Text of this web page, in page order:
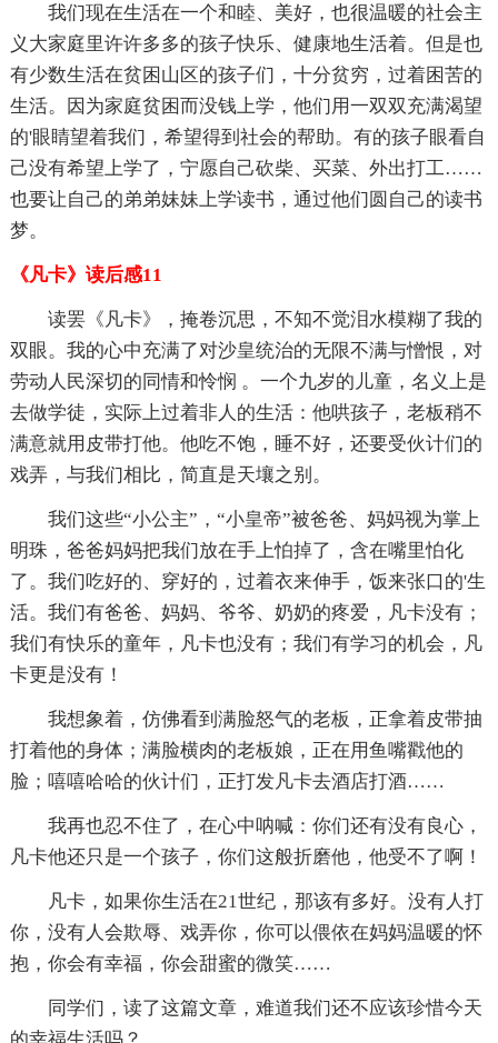
我们现在生活在一个和睦、美好，也很温暖的社会主
义大家庭里许许多多的孩子快乐、健康地生活着。但是也
有少数生活在贫困山区的孩子们，十分贫穷，过着困苦的
生活。因为家庭贫困而没钱上学，他们用一双双充满渴望
的'眼睛望着我们，希望得到社会的帮助。有的孩子眼看自
己没有希望上学了，宁愿自己砍柴、买菜、外出打工……
也要让自己的弟弟妹妹上学读书，通过他们圆自己的读书
梦。
《凡卡》读后感11
读罢《凡卡》，掩卷沉思，不知不觉泪水模糊了我的
双眼。我的心中充满了对沙皇统治的无限不满与憎恨，对
劳动人民深切的同情和怜悯 。一个九岁的儿童，名义上是
去做学徒，实际上过着非人的生活：他哄孩子，老板稍不
满意就用皮带打他。他吃不饱，睡不好，还要受伙计们的
戏弄，与我们相比，简直是天壤之别。
我们这些“小公主”，“小皇帝”被爸爸、妈妈视为掌上
明珠，爸爸妈妈把我们放在手上怕掉了，含在嘴里怕化
了。我们吃好的、穿好的，过着衣来伸手，饭来张口的'生
活。我们有爸爸、妈妈、爷爷、奶奶的疼爱，凡卡没有；
我们有快乐的童年，凡卡也没有；我们有学习的机会，凡
卡更是没有！
我想象着，仿佛看到满脸怒气的老板，正拿着皮带抽
打着他的身体；满脸横肉的老板娘，正在用鱼嘴戳他的
脸；嘻嘻哈哈的伙计们，正打发凡卡去酒店打酒……
我再也忍不住了，在心中呐喊：你们还有没有良心，
凡卡他还只是一个孩子，你们这般折磨他，他受不了啊！
凡卡，如果你生活在21世纪，那该有多好。没有人打
你，没有人会欺辱、戏弄你，你可以偎依在妈妈温暖的怀
抱，你会有幸福，你会甜蜜的微笑……
同学们，读了这篇文章，难道我们还不应该珍惜今天
的幸福生活吗？